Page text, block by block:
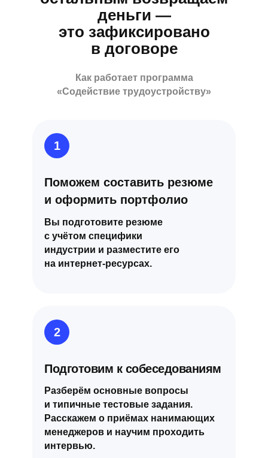
деньги —
это зафиксировано
в договоре
Как работает программа
«Содействие трудоустройству»
Поможем составить резюме
и оформить портфолио
1
Вы подготовите резюме
с учётом специфики
индустрии и разместите его
на интернет-ресурсах.
Подготовим к собеседованиям
2
Разберём основные вопросы
и типичные тестовые задания.
Расскажем о приёмах нанимающих
менеджеров и научим проходить
интервью.